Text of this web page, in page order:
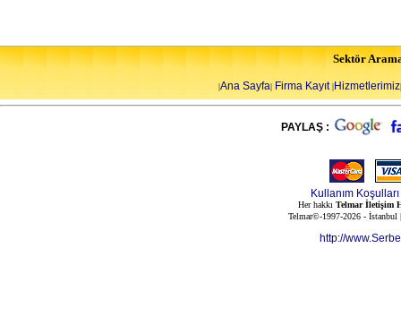
Sektör
|Ana Sayfa| Firma Kayıt|Hizmetlerimiz|
PAYLAŞ :
Kullanım Koşulları
Her hakkı Telmar İletişim
Telmar©-1997-2026 -
http://